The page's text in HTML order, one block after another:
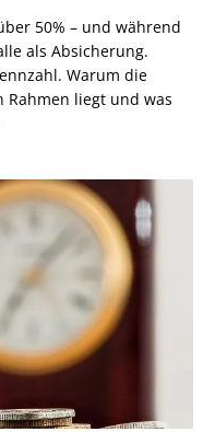
50% – und während
als Absicherung.
Warum die
liegt und was